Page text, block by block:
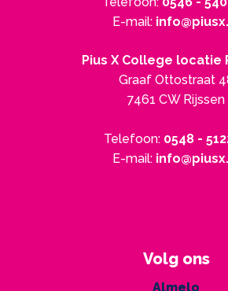
E-mail:
Pius X College locatie
Graaf Ottostraat
7461 CW Rijssen
Telefoon: 0548 -
E-mail:
Volg ons
Almelo